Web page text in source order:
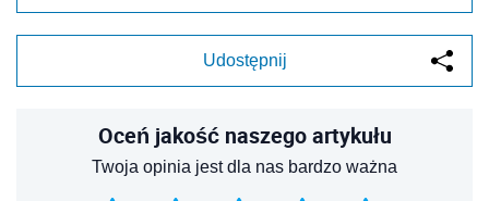
Udostępnij
Oceń jakość naszego artykułu
Twoja opinia jest dla nas bardzo ważna